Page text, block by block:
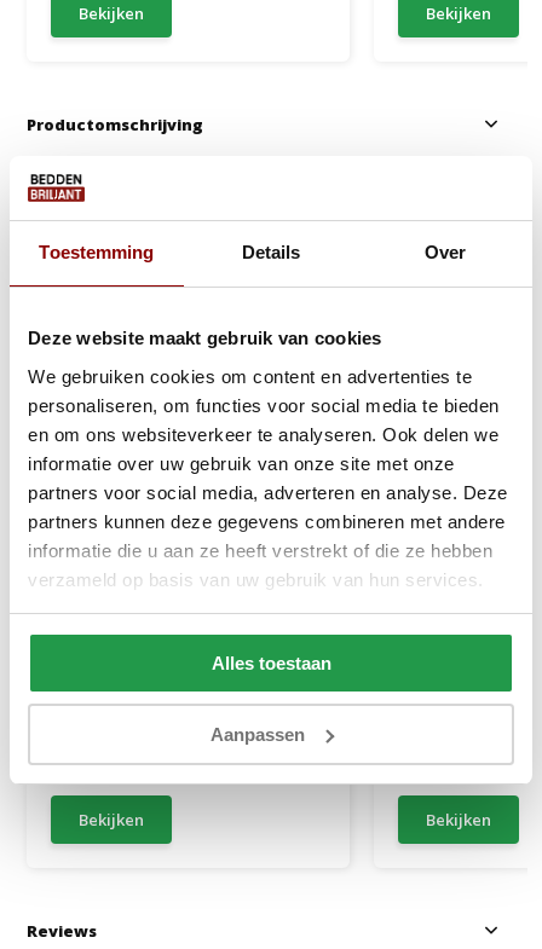
Toestemming Details Over
Deze website maakt gebruik van cookies
We gebruiken cookies om content en advertenties te
personaliseren, om functies voor social media te bieden
en om ons websiteverkeer te analyseren. Ook delen we
informatie over uw gebruik van onze site met onze
partners voor social media, adverteren en analyse. Deze
partners kunnen deze gegevens combineren met andere
informatie die u aan ze heeft verstrekt of die ze hebben
verzameld op basis van uw gebruik van hun services.
Alles toestaan
Aanpassen
Bekijken Bekijken
Productomschrijving
Anderen kochten ook
ACTIEDEAL
120 kg + Hoofdbord Glad
Binnen 1-3 werkdagen - Kies zelf
1.179 549
Bekijken
2dekans
Stofschade
Binnen 1-3
1.299 199
Bekijken
Reviews